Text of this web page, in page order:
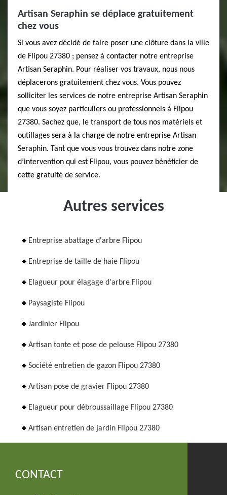
Artisan Seraphin se déplace gratuitement
chez vous
Si vous avez décidé de faire poser une clôture dans la ville
de Flipou 27380 ; pensez à contacter notre entreprise
Artisan Seraphin. Pour réaliser vos travaux, nous nous
déplacerons gratuitement chez vous. Vous pouvez
solliciter les services de notre entreprise Artisan Seraphin
que vous soyez particuliers ou professionnels à Flipou
27380. Sachez que, le transport de tous nos matériels et
outillages sera à la charge de notre entreprise Artisan
Seraphin. Tant que vous vous trouvez dans notre zone
d’intervention qui est Flipou, vous pouvez bénéficier de
cette gratuité de service.
Autres services
Entreprise abattage d'arbre Flipou
Entreprise de taille de haie Flipou
Elagueur pour élagage d'arbre Flipou
Paysagiste Flipou
Jardinier Flipou
Artisan tonte et pose de pelouse Flipou 27380
Société entretien de gazon Flipou 27380
Artisan pose de gravier Flipou 27380
Elagueur pour débroussaillage Flipou 27380
Artisan entretien de jardin Flipou 27380
CONTACT